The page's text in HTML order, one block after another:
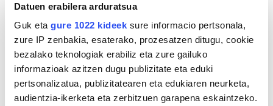
Datuen erabilera arduratsua
Guk eta gure 1022 kideek sure informacio pertsonala,
zure IP zenbakia, esaterako, prozesatzen ditugu, cookie
bezalako teknologiak erabiliz eta zure gailuko
informazioak azitzen dugu publizitate eta eduki
pertsonalizatua, publizitatearen eta edukiaren neurketa,
audientzia-ikerketa eta zerbitzuen garapena eskaintzeko.
TXIRRINDULARITZA
«Entrenatzen duzun bideetan lehiatzeak
gehiago motibatzen zaitu»